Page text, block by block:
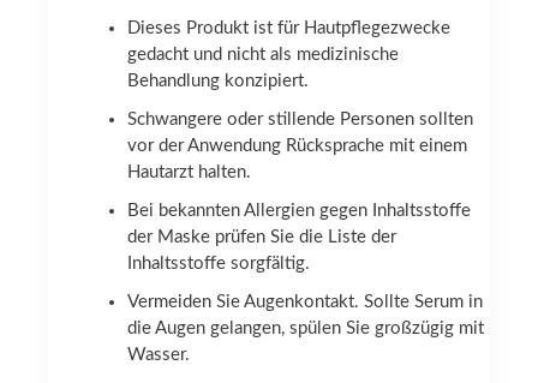
Dieses Produkt ist für Hautpflegezwecke
gedacht und nicht als medizinische
Behandlung konzipiert.
Schwangere oder stillende Personen sollten
vor der Anwendung Rücksprache mit einem
Hautarzt halten.
Bei bekannten Allergien gegen Inhaltsstoffe
der Maske prüfen Sie die Liste der
Inhaltsstoffe sorgfältig.
Vermeiden Sie Augenkontakt. Sollte Serum in
die Augen gelangen, spülen Sie großzügig mit
Wasser.